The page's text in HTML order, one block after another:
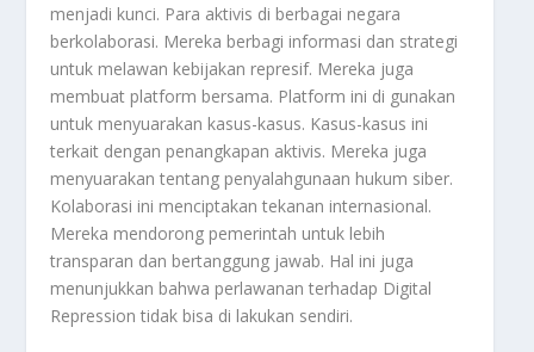
menjadi kunci. Para aktivis di berbagai negara
berkolaborasi. Mereka berbagi informasi dan strategi
untuk melawan kebijakan represif. Mereka juga
membuat platform bersama. Platform ini di gunakan
untuk menyuarakan kasus-kasus. Kasus-kasus ini
terkait dengan penangkapan aktivis. Mereka juga
menyuarakan tentang penyalahgunaan hukum siber.
Kolaborasi ini menciptakan tekanan internasional.
Mereka mendorong pemerintah untuk lebih
transparan dan bertanggung jawab. Hal ini juga
menunjukkan bahwa perlawanan terhadap Digital
Repression tidak bisa di lakukan sendiri.